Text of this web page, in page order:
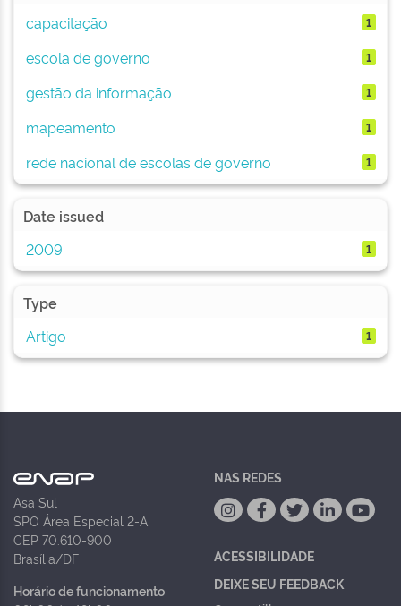
capacitação
1
escola de governo 1
gestão da informação 1
mapeamento 1
rede nacional de escolas de governo 1
Date issued
2009
1
Type
Artigo
1
Asa Sul
SPO Área Especial 2-A
CEP 70.610-900
Brasília/DF
Horário de funcionamento
NAS REDES
ACESSIBILIDADE
DEIXE SEU FEEDBACK